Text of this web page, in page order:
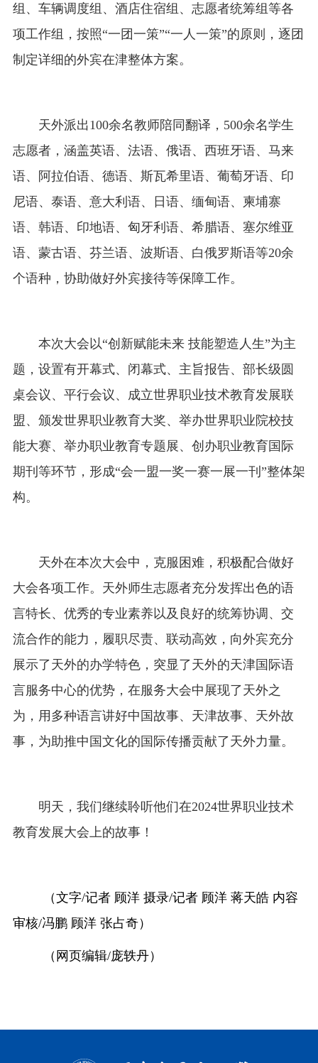
组、车辆调度组、酒店住宿组、志愿者统筹组等各
项工作组，按照“一团一策”“一人一策”的原则，逐团
制定详细的外宾在津整体方案。
天外派出100余名教师陪同翻译，500余名学生
志愿者，涵盖英语、法语、俄语、西班牙语、马来
语、阿拉伯语、德语、斯瓦希里语、葡萄牙语、印
尼语、泰语、意大利语、日语、缅甸语、柬埔寨
语、韩语、印地语、匈牙利语、希腊语、塞尔维亚
语、蒙古语、芬兰语、波斯语、白俄罗斯语等20余
个语种，协助做好外宾接待等保障工作。
本次大会以“创新赋能未来 技能塑造人生”为主
题，设置有开幕式、闭幕式、主旨报告、部长级圆
桌会议、平行会议、成立世界职业技术教育发展联
盟、颁发世界职业教育大奖、举办世界职业院校技
能大赛、举办职业教育专题展、创办职业教育国际
期刊等环节，形成“会一盟一奖一赛一展一刊”整体架
构。
天外在本次大会中，克服困难，积极配合做好
大会各项工作。天外师生志愿者充分发挥出色的语
言特长、优秀的专业素养以及良好的统筹协调、交
流合作的能力，履职尽责、联动高效，向外宾充分
展示了天外的办学特色，突显了天外的天津国际语
言服务中心的优势，在服务大会中展现了天外之
为，用多种语言讲好中国故事、天津故事、天外故
事，为助推中国文化的国际传播贡献了天外力量。
明天，我们继续聆听他们在2024世界职业技术
教育发展大会上的故事！
（文字/记者 顾洋 摄录/记者 顾洋 蒋天皓 内容
审核/冯鹏 顾洋 张占奇）
（网页编辑/庞轶丹）